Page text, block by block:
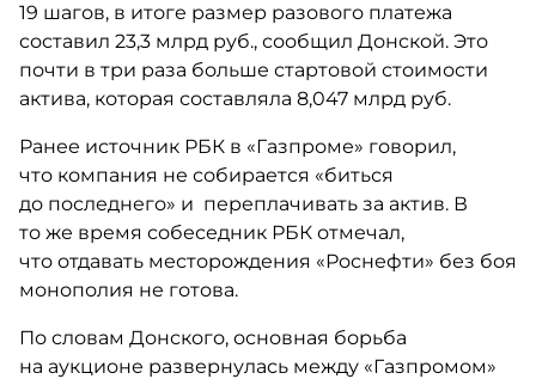
19 шагов, в итоге размер разового платежа
составил 23,3 млрд руб., сообщил Донской. Это
почти в три раза больше стартовой стоимости
актива, которая составляла 8,047 млрд руб.
Ранее источник РБК в «Газпроме» говорил,
что компания не собирается «биться
до последнего» и переплачивать за актив. В
то же время собеседник РБК отмечал,
что отдавать месторождения «Роснефти» без боя
монополия не готова.
По словам Донского, основная борьба
на аукционе развернулась между «Газпромом»